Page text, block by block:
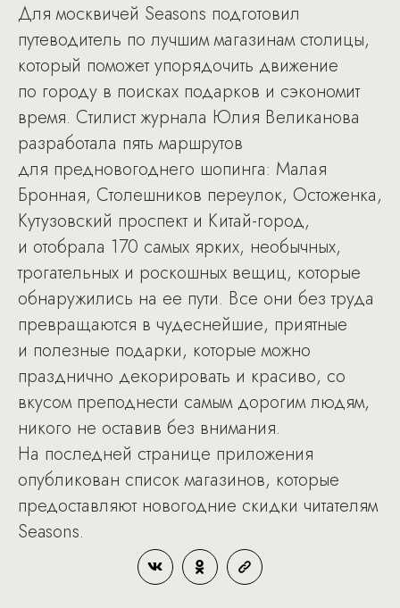
Для москвичей Seasons подготовил
путеводитель по лучшим магазинам столицы,
который поможет упорядочить движение
по городу в поисках подарков и сэкономит
время. Стилист журнала Юлия Великанова
разработала пять маршрутов
для предновогоднего шопинга: Малая
Бронная, Столешников переулок, Остоженка,
Кутузовский проспект и Китай-город,
и отобрала 170 самых ярких, необычных,
трогательных и роскошных вещиц, которые
обнаружились на ее пути. Все они без труда
превращаются в чудеснейшие, приятные
и полезные подарки, которые можно
празднично декорировать и красиво, со
вкусом преподнести самым дорогим людям,
никого не оставив без внимания.
На последней странице приложения
опубликован список магазинов, которые
предоставляют новогодние скидки читателям
Seasons.